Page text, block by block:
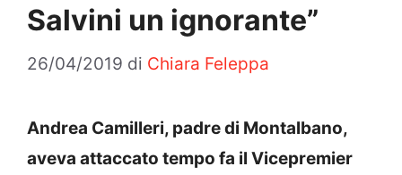
Salvini un ignorante”
26/04/2019 di Chiara Feleppa
Andrea Camilleri, padre di Montalbano,
aveva attaccato tempo fa il Vicepremier